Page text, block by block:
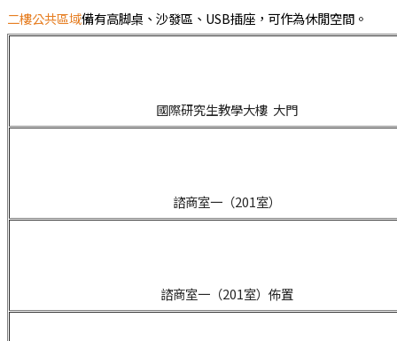
二樓公共區域備有高脚桌、沙發區、USB插座，可作為休閒空間。
國際研究生教學大樓 大門
諮商室一（201室）
諮商室一（201室）佈置